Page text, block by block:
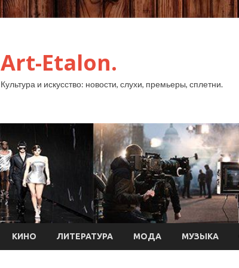
Art-Etalon.
Культура и искусство: новости, слухи, премьеры, сплетни.
КИНО ЛИТЕРАТУРА МОДА МУЗЫКА